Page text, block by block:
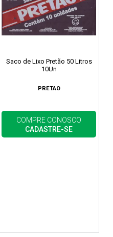
Saco de Lixo Pretão 50 Litros
10Un
PRETAO
COMPRE CONOSCO
CADASTRE-SE